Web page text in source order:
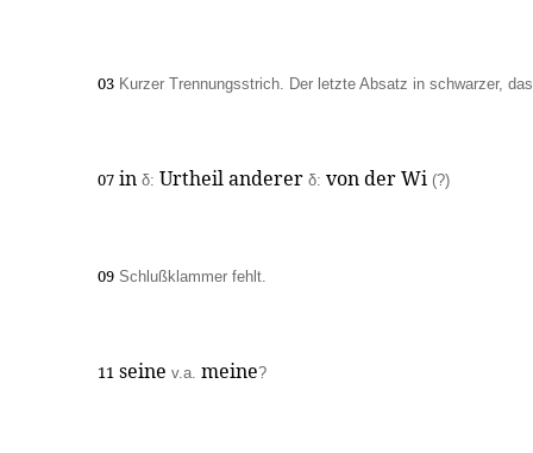
03 Kurzer Trennungsstrich. Der letzte Absatz in schwarzer,
07 in δ: Urtheil anderer δ: von der Wi (?)
09 Schlußklammer fehlt.
11 seine v.a. meine?